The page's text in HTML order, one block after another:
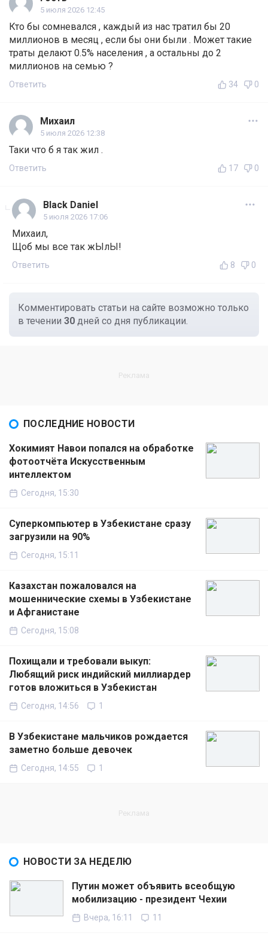
5 июля 2026 12:45
Кто бы сомневался , каждый из нас тратил бы 20
миллионов в месяц , если бы они были . Может такие
траты делают 0.5% населения , а остальны до 2
миллионов на семью ?
Ответить 34 0
Михаил
5 июля 2026 12:38
Таки что б я так жил .
Ответить 17 0
Black Daniel
5 июля 2026 17:06
Михаил,
Щоб мы все так жЫлЫ!
Ответить 8 0
Комментировать статьи на сайте возможно только
в течении 30 дней со дня публикации.
ПОСЛЕДНИЕ НОВОСТИ
Хокимият Навои попался на обработке
фотоотчёта Искусственным
интеллектом
Сегодня, 15:30
Суперкомпьютер в Узбекистане сразу
загрузили на 90%
Сегодня, 15:11
Казахстан пожаловался на
мошеннические схемы в Узбекистане
и Афганистане
Сегодня, 15:08
Похищали и требовали выкуп:
Любящий риск индийский миллиардер
готов вложиться в Узбекистан
Сегодня, 14:56 1
В Узбекистане мальчиков рождается
заметно больше девочек
Сегодня, 14:55 1
НОВОСТИ ЗА НЕДЕЛЮ
Путин может объявить всеобщую
мобилизацию - президент Чехии
Вчера, 16:11 11